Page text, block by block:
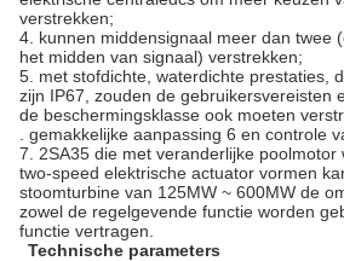
verstrekken;
4. kunnen middensignaal meer dan twee
het midden van signaal) verstrekken;
5. met stofdichte, waterdichte prestaties,
zijn IP67, zouden de gebruikersvereisten
de beschermingsklasse ook moeten
. gemakkelijke aanpassing 6 en controle
7. 2SA35 die met veranderlijke poolmotor
two-speed elektrische actuator vormen
stoomturbine van 125MW ~ 600MW de
zowel de regelgevende functie worden
functie vertragen.
Technische parameters